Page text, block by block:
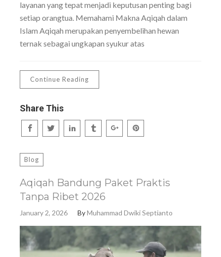
layanan yang tepat menjadi keputusan penting bagi
setiap orangtua. Memahami Makna Aqiqah dalam
Islam Aqiqah merupakan penyembelihan hewan
ternak sebagai ungkapan syukur atas
Continue Reading
Share This
Blog
Aqiqah Bandung Paket Praktis
Tanpa Ribet 2026
January 2, 2026 ByMuhammad Dwiki Septianto